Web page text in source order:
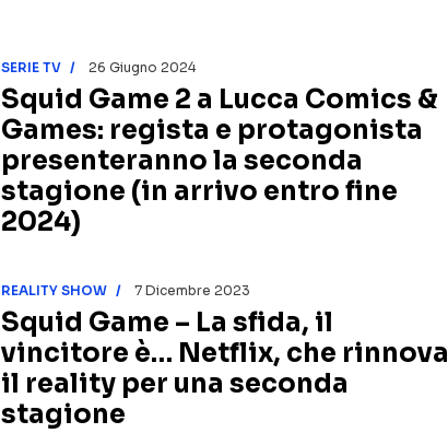
SERIE TV 26 Giugno 2024
Squid Game 2 a Lucca Comics &
Games: regista e protagonista
presenteranno la seconda
stagione (in arrivo entro fine
2024)
REALITY SHOW 7 Dicembre 2023
Squid Game – La sfida, il
vincitore è… Netflix, che rinnova
il reality per una seconda
stagione